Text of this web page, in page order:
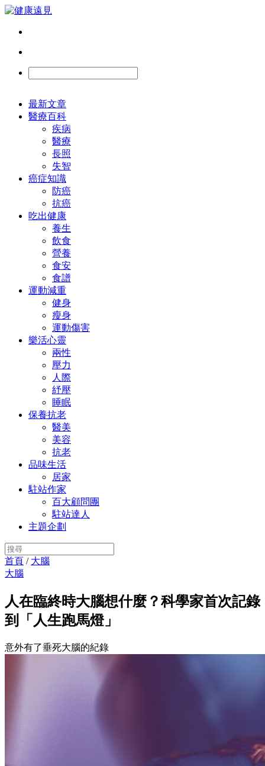
最新文章
醫療百科
疾病
醫療
長照
失智
癌症知識
防癌
抗癌
吃出健康
養生
飲食
營養
食安
食譜
運動減重
健身
瘦身
運動傷害
樂活心靈
兩性
壓力
人際
紓壓
睡眠
保養抗老
醫美
美容
抗老
品味生活
居家
駐站作家
百大顧問團
駐站達人
主題企劃
首頁 / 大腦
大腦
人在臨終時大腦想什麼？科學家首次記錄
到「人生跑馬燈」
意外有了垂死大腦的紀錄